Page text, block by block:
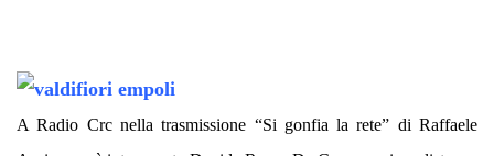
A Radio Crc nella trasmissione “Si gonfia la rete” di Raffaele